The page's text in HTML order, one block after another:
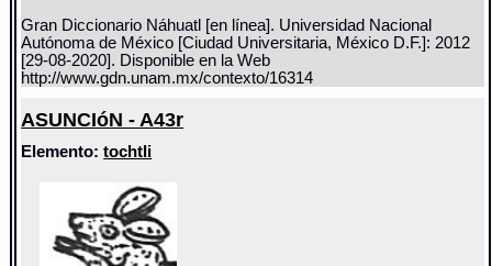
Gran Diccionario Náhuatl [en línea]. Universidad Nacional
Autónoma de México [Ciudad Universitaria, México D.F.]: 2012
[29-08-2020]. Disponible en la Web
http://www.gdn.unam.mx/contexto/16314
ASUNCIóN - A43r
Elemento:tochtli